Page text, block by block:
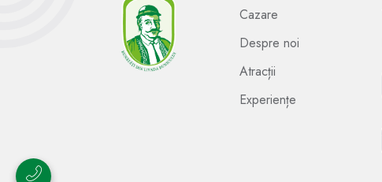
Cazare
Despre noi
Atracții
Experiențe